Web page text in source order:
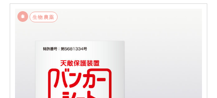
生物農薬